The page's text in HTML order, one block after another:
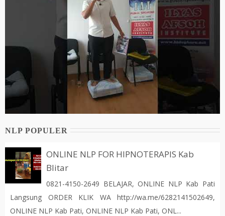
NLP POPULER
ONLINE NLP FOR HIPNOTERAPIS Kab
Blitar
0821-4150-2649 BELAJAR, ONLINE NLP Kab Pati
Langsung ORDER KLIK WA http://wa.me/6282141502649,
ONLINE NLP Kab Pati, ONLINE NLP Kab Pati, ONL...